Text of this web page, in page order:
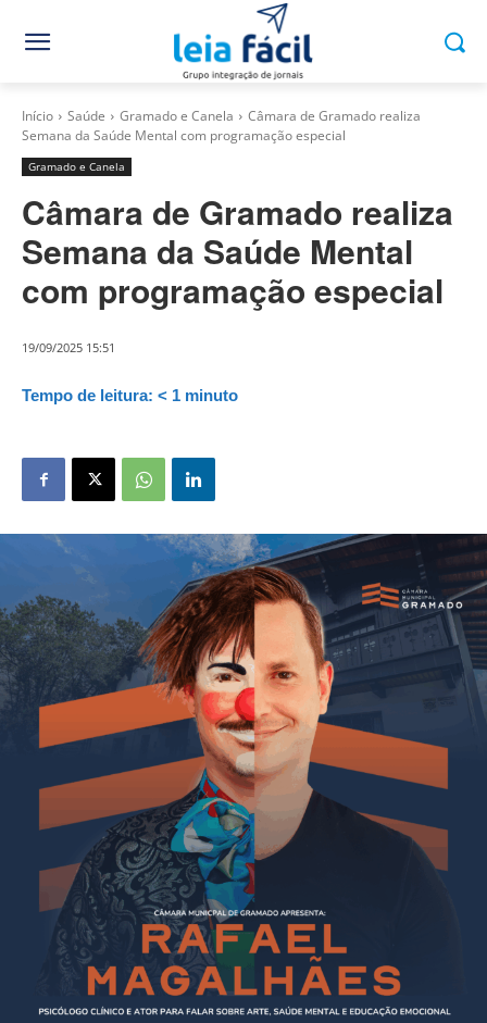
Início Saúde Gramado e Canela
Câmara de Gramado realiza
Semana da Saúde Mental com programação especial
Gramado e Canela
Câmara de Gramado realiza
Semana da Saúde Mental
com programação especial
19/09/2025 15:51
Tempo de leitura: < 1 minuto